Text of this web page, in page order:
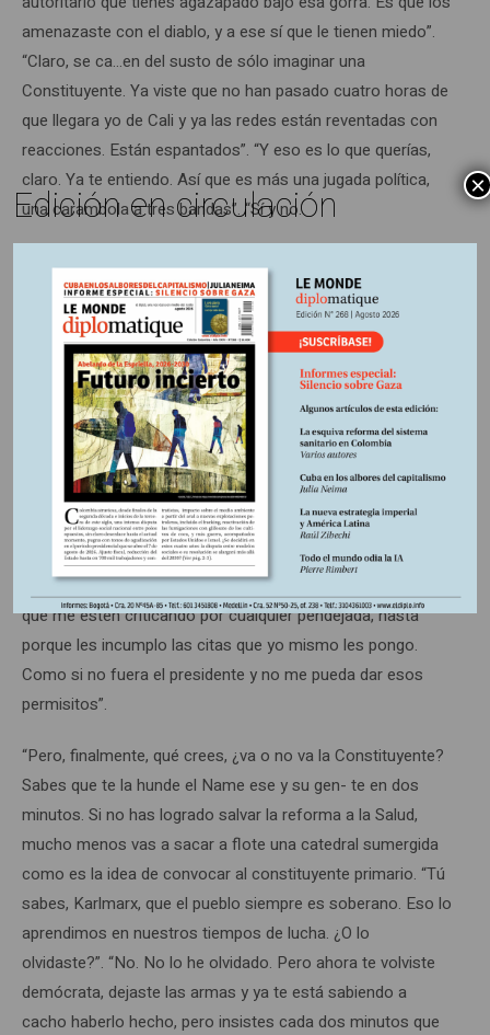
amenazaste con el diablo, y a ese sí que le tienen miedo”.
“Claro, se ca…en del susto de sólo imaginar una
Constituyente. Ya viste que no han pasado cuatro horas de
que llegara yo de Cali y ya las redes están reventadas con
reacciones. Están espantados”. “Y eso es lo que querías,
claro. Ya te entiendo. Así que es más una jugada política,
una carambola a tres bandas”. “Sí y no.
también la del pueblo amigo. Yo sé de la fidelidad de
Colombia Humana y de la disciplina de partido que hay. Lo
que diga el Caudillo se cumple a rajatabla. Así que entre una
cosa y la otra, quién quita que cuaje la idea y logre voltear al
país profundo contra esta oligarquía de mier…coles se me
hace tarde y tengo que salir para Tierraalta. Ya me apuro
esta agua panelita y salgo.”“Estas hablando como Gaitán,
fustigando a la oligarquía cada dos frases. Quédate unos
minutos más, que no es fácil concertar estos encuentros
contigo. Igual ya tienes acostumbrados a todos que llegas
tarde a cualquier cita”. “Pero, eso es lo que quiero evitar,
que me estén criticando por cualquier pendejada, hasta
porque les incumplo las citas que yo mismo les pongo.
Como si no fuera el presidente y no me pueda dar esos
permisitos”.
“Pero, finalmente, qué crees, ¿va o no va la Constituyente?
Sabes que te la hunde el Name ese y su gen- te en dos
minutos. Si no has logrado salvar la reforma a la Salud,
mucho menos vas a sacar a flote una catedral sumergida
como es la idea de convocar al constituyente primario. “Tú
sabes, Karlmarx, que el pueblo siempre es soberano. Eso lo
aprendimos en nuestros tiempos de lucha. ¿O lo
olvidaste?”. “No. No lo he olvidado. Pero ahora te volviste
demócrata, dejaste las armas y ya te está sabiendo a
cacho haberlo hecho, pero insistes cada dos minutos que
Edición en circulación ×